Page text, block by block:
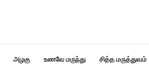
அழகு உணவே மருந்து சித்த மருத்துவம்